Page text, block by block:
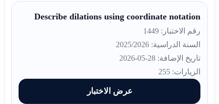
Describe dilations using coordinate notation
رقم الاختبار: 1449
السنة الدراسية: 2025/2026
تاريخ الإضافة: 28-05-2026
الزيارات: 255
عرض الاختبار